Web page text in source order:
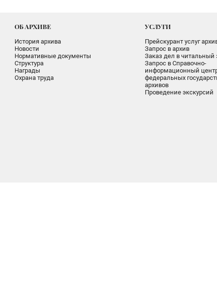
ОБ АРХИВЕ
История архива
Новости
Нормативные документы
Структура
Награды
Охрана труда
УСЛУГИ
Прейскурант услуг
Запрос в архив
Заказ дел в читальный
Запрос в Справочно-
информационный
федеральных
архивов
Проведение экскурсий